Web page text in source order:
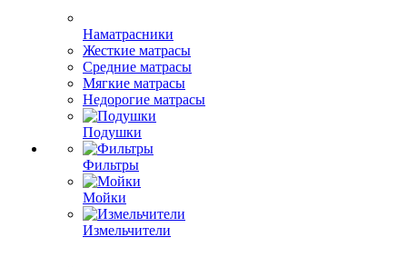
Наматрасники
Жесткие матрасы
Средние матрасы
Мягкие матрасы
Недорогие матрасы
Подушки
Фильтры
Мойки
Измельчители